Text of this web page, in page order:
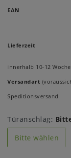
EAN
Lieferzeit
innerhalb 10-12
Versandart
Speditionsversand
Türanschlag:
Bitte wählen